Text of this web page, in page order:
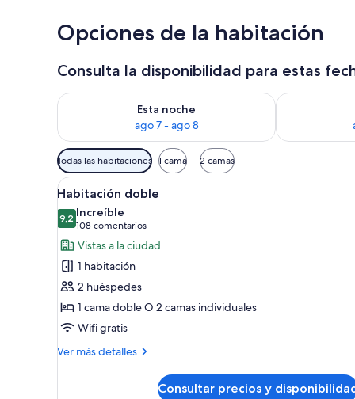
Opciones de la habitación
Consulta la disponibilidad para estas
Esta noche
ago 7 - ago 8
Consulta la disponibilidad para esta noche, ago 7 -
Consulta la
Filtros
disponibles
para
las
habitaciones
Todas las habitaciones 1 cama 2 camas
Abrir
todas
las
fotos
de
Habitación
doble
Una habitación de hotel
7
Habitación doble
9,29,2 de 10
Increíble
108 comentarios
(108 comentarios)
Vistas a la ciudad
1 habitación
2 huéspedes
1 cama doble O 2 camas individuales
Wifi gratis
Ver más detalles
Más
Consultar precios y